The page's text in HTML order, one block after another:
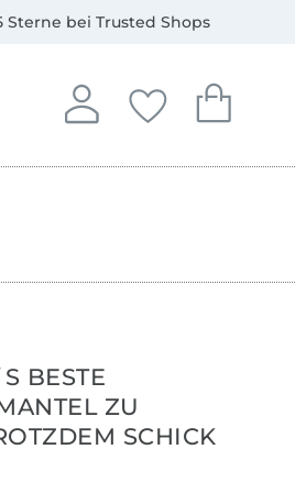
Sterne bei Trusted Shops
Anmelden
In deinem Konto
Deine
Du hast keine
Dein
Du hast
BESTE
ZU
SCHICK